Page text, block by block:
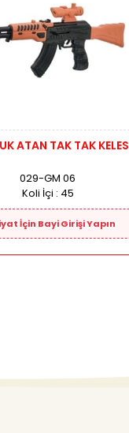
ATAN TAK TAK KELES
029-GM 06
Koli İçi : 45
İçin Bayi Girişi Yapın